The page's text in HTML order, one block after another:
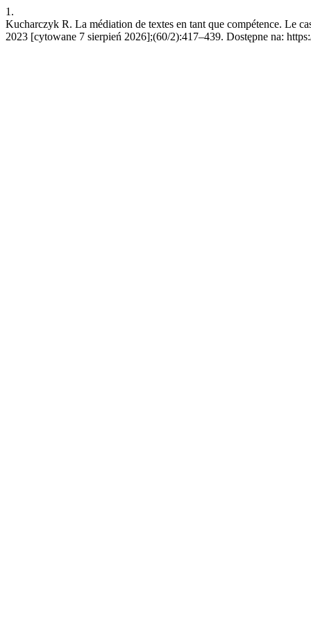
1.
Kucharczyk R. La médiation de textes en tant que compétence. Le
2023 [cytowane 7 sierpień 2026];(60/2):417–439. Dostępne na: